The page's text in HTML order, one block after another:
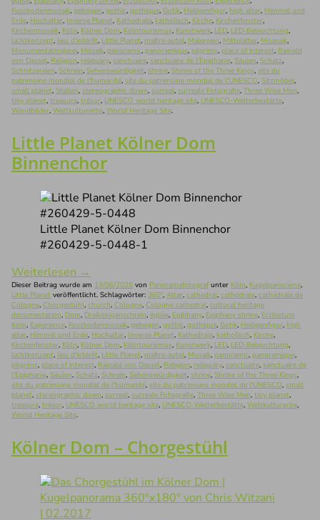
Fussbodenmosaik, gebogen, gothic, gothique, Gotik, Heiligenfigur, high altar, Himmel und
Erde, Hochaltar, Inverse Planet, Kathedrale, katholisch, Kirche, Kirchenfenster,
Kirchenmosaik, Köln, Kölner Dom, Kölntourismus, Kunstwerk, LED, LED-Beleuchtung,
Lichtkonzept, lieu d'intérêt, Little Planet, maître-autel, Malereien, Mittelalter, Moasaik,
Monumentalmalerei, Mosaik, panoramic, panoramique, pilgrims, place of interest, Rainald
von Dassel, Religion, reliquary, sanctuaire, sanctuaire de l'Epiphanie, Säulen, Schatz,
Schnitzereien, Schrein, Sehenswürdigkeit, shrine, Shrine of the Three Kings, site du
patrimoine mondial de l'humanité, site du patrimoine mondial de l'UNESCO, Sitzmöbel,
small planet, Stallen, stereographic down, surreal, surreale Fotografie, Three Wise Men,
tiny planet, treasure, trésor, UNESCO world heritage site, UNESCO-Welterbestätte,
Wandbilder, Weltkulturerbe, World Heritage Site.
Little Planet Kölner Dom
Binnenchor
Little Planet Kölner Dom Binnenchor
#260429-5-0448-1
Weiterlesen →
Dieser Beitrag wurde am 19/06/2026 von Panoramafotografunter Köln, Kugelpanorama,
Little Planet veröffentlicht. Schlagwörter: 360°, Altar, cathedral, cathédrale, cathédrale de
Cologne, Chorgestühl, church, Cologne, Cologne cathedral, cultural heritage
documentation, Dom, Dreikönigenschrein, église, Epiphany, Epiphany shrine, Erzbistum
Köln, Experience, Fussbodenmosaik, gebogen, gothic, gothique, Gotik, Heiligenfigur, high
altar, Himmel und Erde, Hochaltar, Inverse Planet, Kathedrale, katholisch, Kirche,
Kirchenfenster, Köln, Kölner Dom, Kölntourismus, Kunstwerk, LED, LED-Beleuchtung,
Lichtkonzept, lieu d'intérêt, Little Planet, maître-autel, Mosaik, panoramic, panoramique,
pilgrims, place of interest, Rainald von Dassel, Religion, reliquary, sanctuaire, sanctuaire de
l'Epiphanie, Säulen, Schatz, Schrein, Sehenswürdigkeit, shrine, Shrine of the Three Kings,
site du patrimoine mondial de l'humanité, site du patrimoine mondial de l'UNESCO, small
planet, stereographic down, surreal, surreale Fotografie, Three Wise Men, tiny planet,
treasure, trésor, UNESCO world heritage site, UNESCO-Welterbestätte, Weltkulturerbe,
World Heritage Site.
Kölner Dom – Chorgestühl